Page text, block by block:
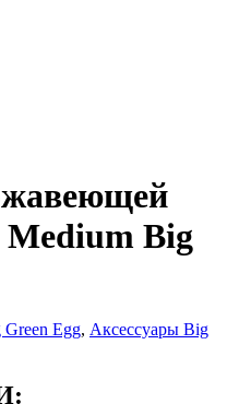
Medium Big
Green Egg, Аксессуары Big